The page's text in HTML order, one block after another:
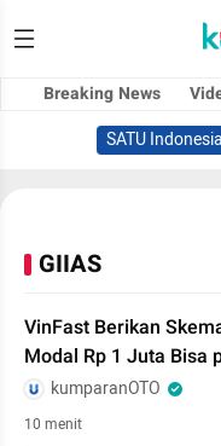
Breaking News
SATU
GIIAS
VinFast Berikan
Modal Rp 1 Juta Bisa
kumparanOTO
10 menit